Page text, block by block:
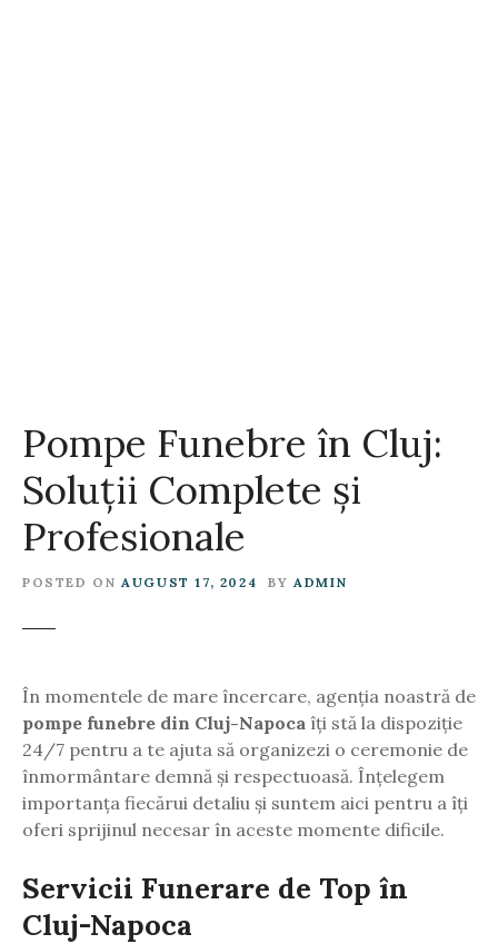
Pompe Funebre în Cluj:
Soluții Complete și
Profesionale
POSTED ON AUGUST 17, 2024 BY ADMIN
În momentele de mare încercare, agenția noastră de
pompe funebre din Cluj-Napoca îți stă la dispoziție
24/7 pentru a te ajuta să organizezi o ceremonie de
înmormântare demnă și respectuoasă. Înțelegem
importanța fiecărui detaliu și suntem aici pentru a îți
oferi sprijinul necesar în aceste momente dificile.
Servicii Funerare de Top în
Cluj-Napoca